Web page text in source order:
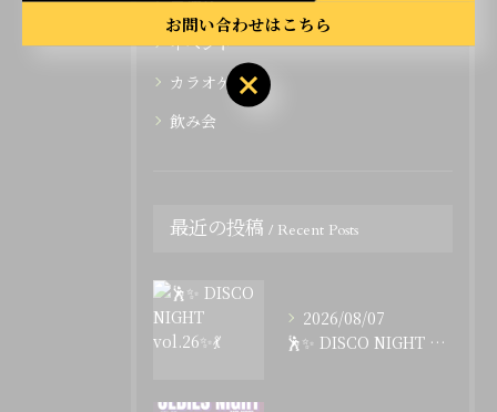
二次会
イベント
カラオケ
飲み会
最近の投稿 Recent Posts
2026/08/07
🕺✨ DISCO NIGHT vol.26✨💃
お問い合わせはこちら